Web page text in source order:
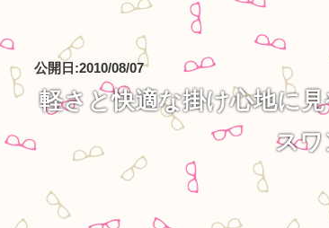
公開日:2010/08/07
軽さと快適な掛け心地に
ス